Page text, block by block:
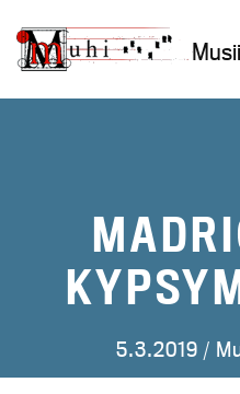
sisältöön
5.3.2019 /